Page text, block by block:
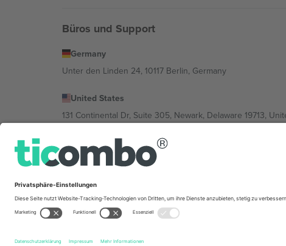
Büros und Support
Germany
Unter den Linden 24, 10117 Berlin, Germany
United States
131 Continental Dr, Suite 305, Newark, Delaware 19713,
Bulgaria
Regus Sofia City West, bul Totleben 53-55, 1606 Sofia,
Mexico
Av Chapultepec 360, Roma Norte, Cuauhtémoc, 06700
im Impressum und in den Allgemeinen